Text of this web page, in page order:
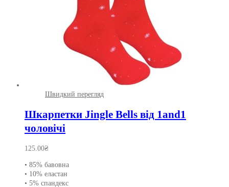
Швидкий перегляд
Шкарпетки Jingle Bells від 1and1
чоловічі
125.00₴
• 85% бавовна
• 10% еластан
• 5% спандекс